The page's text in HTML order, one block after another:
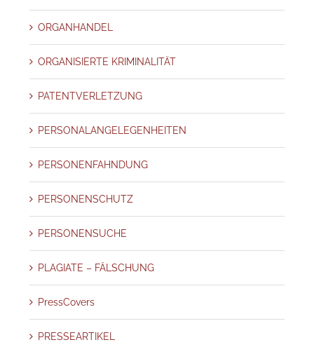
ORGANHANDEL
ORGANISIERTE KRIMINALITÄT
PATENTVERLETZUNG
PERSONALANGELEGENHEITEN
PERSONENFAHNDUNG
PERSONENSCHUTZ
PERSONENSUCHE
PLAGIATE – FÄLSCHUNG
PressCovers
PRESSEARTIKEL